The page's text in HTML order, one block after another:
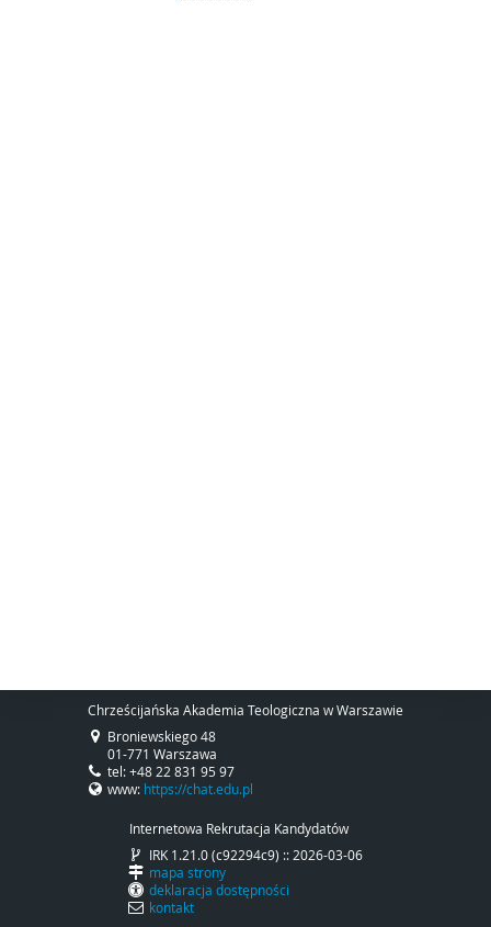
Chrześcijańska Akademia Teologiczna w Warszawie
Broniewskiego 48
01-771 Warszawa
tel: +48 22 831 95 97
www: https://chat.edu.pl
Internetowa Rekrutacja Kandydatów
IRK 1.21.0 (c92294c9) :: 2026-03-06
mapa strony
deklaracja dostępności
kontakt